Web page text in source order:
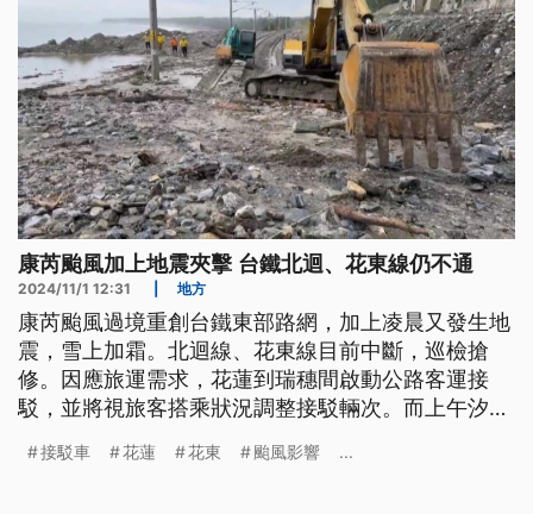
康芮颱風加上地震夾擊 台鐵北迴、花東線仍不通
2024/11/1 12:31 地方
康芮颱風過境重創台鐵東部路網，加上凌晨又發生地
震，雪上加霜。北迴線、花東線目前中斷，巡檢搶
修。因應旅運需求，花蓮到瑞穗間啟動公路客運接
駁，並將視旅客搭乘狀況調整接駁輛次。而上午汐科
車多有延誤。
接駁車 花蓮 花東 颱風影響 ...